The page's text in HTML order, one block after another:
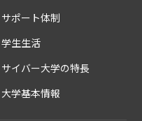
サポート体制
学生生活
サイバー大学の特長
大学基本情報